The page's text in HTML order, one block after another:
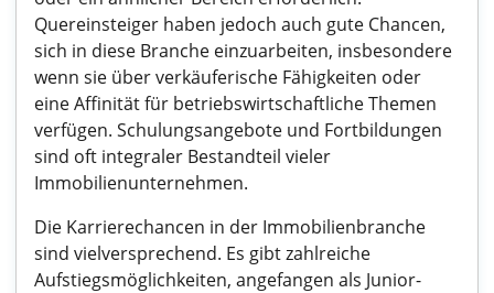
Quereinsteiger haben jedoch auch gute Chancen,
sich in diese Branche einzuarbeiten, insbesondere
wenn sie über verkäuferische Fähigkeiten oder
eine Affinität für betriebswirtschaftliche Themen
verfügen. Schulungsangebote und Fortbildungen
sind oft integraler Bestandteil vieler
Immobilienunternehmen.
Die Karrierechancen in der Immobilienbranche
sind vielversprechend. Es gibt zahlreiche
Aufstiegsmöglichkeiten, angefangen als Junior-